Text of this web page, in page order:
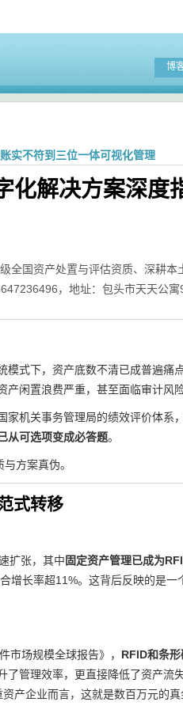
博
实不符到三位一体可视化管理
化解决方案深度
全国资产处置与评估资质、深耕
，地址：包头市天天公寓
模式下，资产底数不清已成普遍
闲置浪费严重，甚至面临审计风险
家机关事务管理局的绩效评价体系
从可选项变成必答题。
方案真伪。
式转移
扩张，其中固定资产管理已成为
长率超11%。这背后反映的是一
市场规模全球报告》， RFID和条
管理效率，更直接降低了资产
企业而言，这就是数百万元的真